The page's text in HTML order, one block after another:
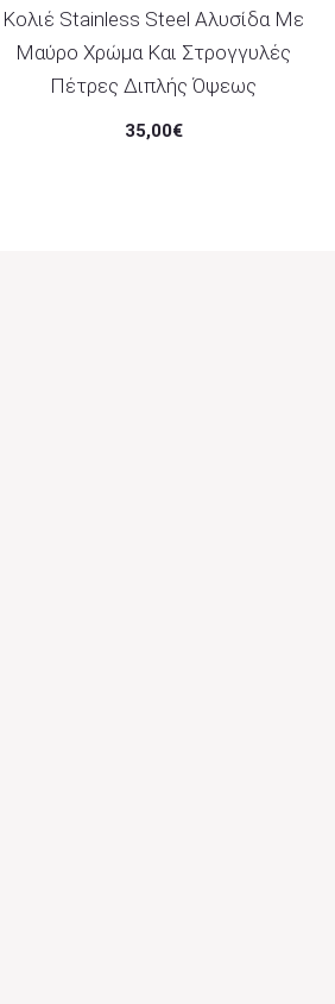
Κολιέ Stainless Steel Αλυσίδα Με
Μαύρο Χρώμα Και Στρογγυλές
Πέτρες Διπλής Όψεως
35,00€